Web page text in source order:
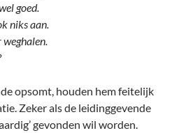
goed.
niks aan.
weghalen.
opsomt, houden hem feitelijk
Zeker als de leidinggevende
gevonden wil worden.